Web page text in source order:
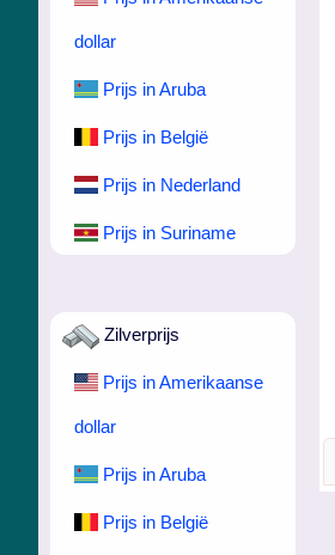
dollar
Prijs in Aruba
Prijs in België
Prijs in Nederland
Prijs in Suriname
Zilverprijs
Prijs in Amerikaanse
dollar
Prijs in Aruba
Prijs in België